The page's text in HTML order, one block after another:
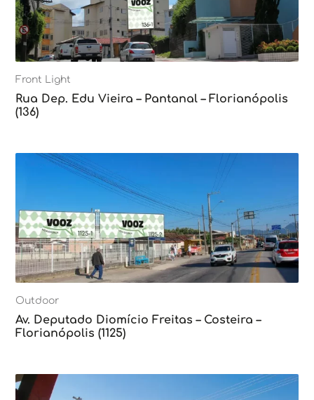
Front Light
Rua Dep. Edu Vieira – Pantanal – Florianópolis
(136)
Outdoor
Av. Deputado Diomício Freitas – Costeira –
Florianópolis (1125)